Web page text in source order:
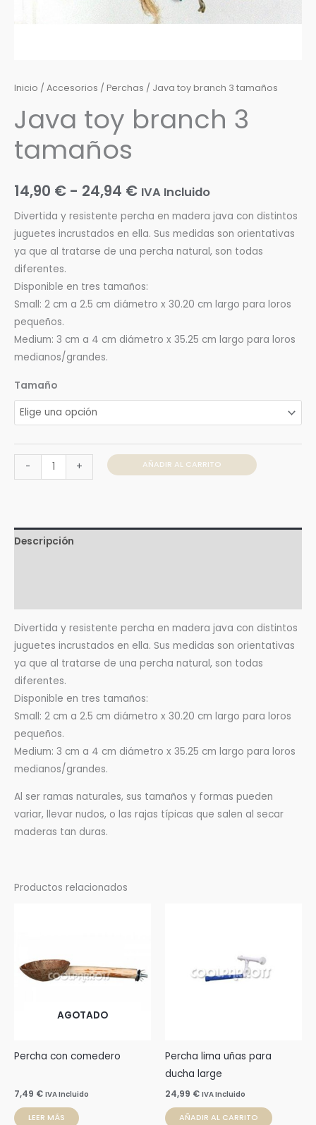
Inicio / Accesorios / Perchas / Java toy branch 3 tamaños
Java toy branch 3
tamaños
14,90 € - 24,94 € IVA Incluido
Divertida y resistente percha en madera java con distintos
juguetes incrustados en ella. Sus medidas son orientativas
ya que al tratarse de una percha natural, son todas
diferentes.
Disponible en tres tamaños:
Small: 2 cm a 2.5 cm diámetro x 30.20 cm largo para loros
pequeños.
Medium: 3 cm a 4 cm diámetro x 35.25 cm largo para loros
medianos/grandes.
Tamaño
- + AÑADIR AL CARRITO
Descripción
Divertida y resistente percha en madera java con distintos
juguetes incrustados en ella. Sus medidas son orientativas
ya que al tratarse de una percha natural, son todas
diferentes.
Disponible en tres tamaños:
Small: 2 cm a 2.5 cm diámetro x 30.20 cm largo para loros
pequeños.
Medium: 3 cm a 4 cm diámetro x 35.25 cm largo para loros
medianos/grandes.
Al ser ramas naturales, sus tamaños y formas pueden
variar, llevar nudos, o las rajas típicas que salen al secar
maderas tan duras.
Productos relacionados
AGOTADO
Percha con comedero
7,49 € IVA Incluido
LEER MÁS
Percha lima uñas para
ducha large
24,99 € IVA Incluido
AÑADIR AL CARRITO